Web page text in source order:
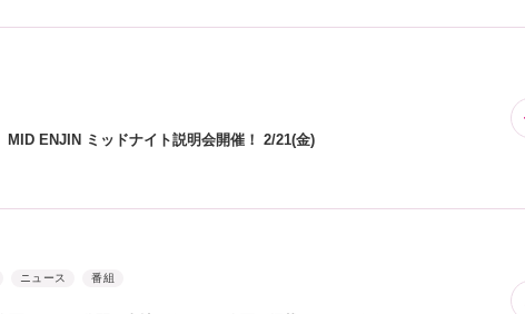
ENJIN ミッドナイト説明会開催！ 2/21(金)
ニュース 番組